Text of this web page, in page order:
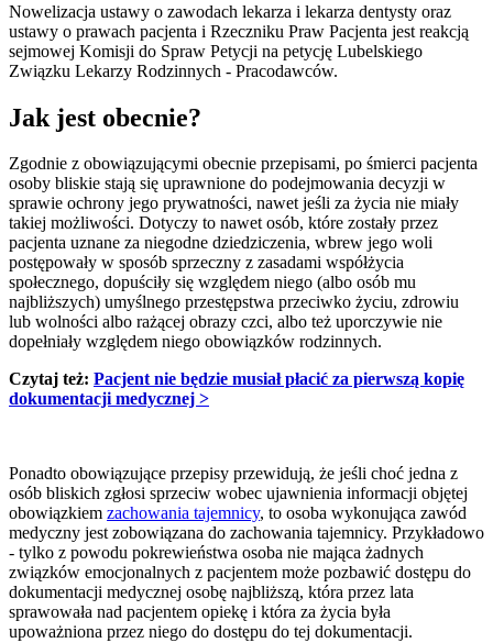
Nowelizacja ustawy o zawodach lekarza i lekarza dentysty oraz
ustawy o prawach pacjenta i Rzeczniku Praw Pacjenta jest reakcją
sejmowej Komisji do Spraw Petycji na petycję Lubelskiego
Związku Lekarzy Rodzinnych - Pracodawców.
Jak jest obecnie?
Zgodnie z obowiązującymi obecnie przepisami, po śmierci pacjenta
osoby bliskie stają się uprawnione do podejmowania decyzji w
sprawie ochrony jego prywatności, nawet jeśli za życia nie miały
takiej możliwości. Dotyczy to nawet osób, które zostały przez
pacjenta uznane za niegodne dziedziczenia, wbrew jego woli
postępowały w sposób sprzeczny z zasadami współżycia
społecznego, dopuściły się względem niego (albo osób mu
najbliższych) umyślnego przestępstwa przeciwko życiu, zdrowiu
lub wolności albo rażącej obrazy czci, albo też uporczywie nie
dopełniały względem niego obowiązków rodzinnych.
Czytaj też: Pacjent nie będzie musiał płacić za pierwszą kopię
dokumentacji medycznej >
Ponadto obowiązujące przepisy przewidują, że jeśli choć jedna z
osób bliskich zgłosi sprzeciw wobec ujawnienia informacji objętej
obowiązkiem zachowania tajemnicy, to osoba wykonująca zawód
medyczny jest zobowiązana do zachowania tajemnicy. Przykładowo
- tylko z powodu pokrewieństwa osoba nie mająca żadnych
związków emocjonalnych z pacjentem może pozbawić dostępu do
dokumentacji medycznej osobę najbliższą, która przez lata
sprawowała nad pacjentem opiekę i która za życia była
upoważniona przez niego do dostępu do tej dokumentacji.